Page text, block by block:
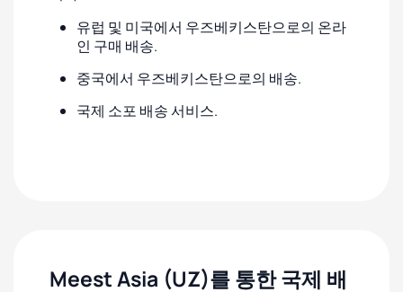
유럽 및 미국에서 우즈베키스탄으로의 온라
인 구매 배송.
중국에서 우즈베키스탄으로의 배송.
국제 소포 배송 서비스.
Meest Asia (UZ)를 통한 국제 배